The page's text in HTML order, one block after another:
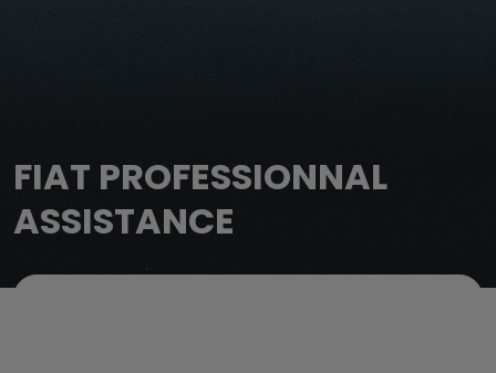
FIAT PROFESSIONNAL
ASSISTANCE